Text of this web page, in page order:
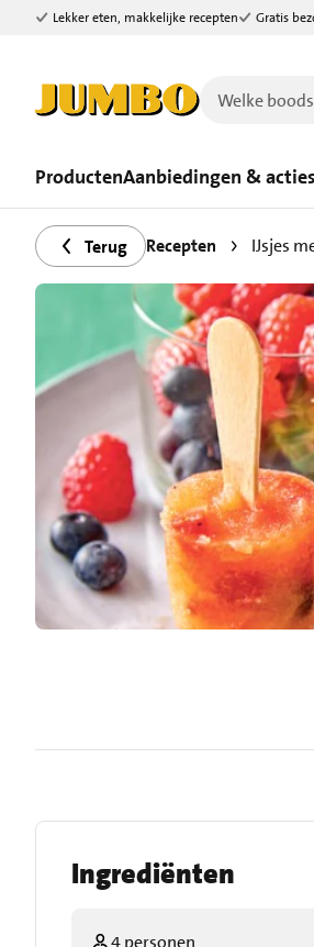
Ga naar zoeken
Ga naar hoofdinhoud
Lekker eten, makkelijke recepten Gratis
ProductenAanbiedingen & acties
Terug Recepten IJsjes
Ingrediënten
4 personen